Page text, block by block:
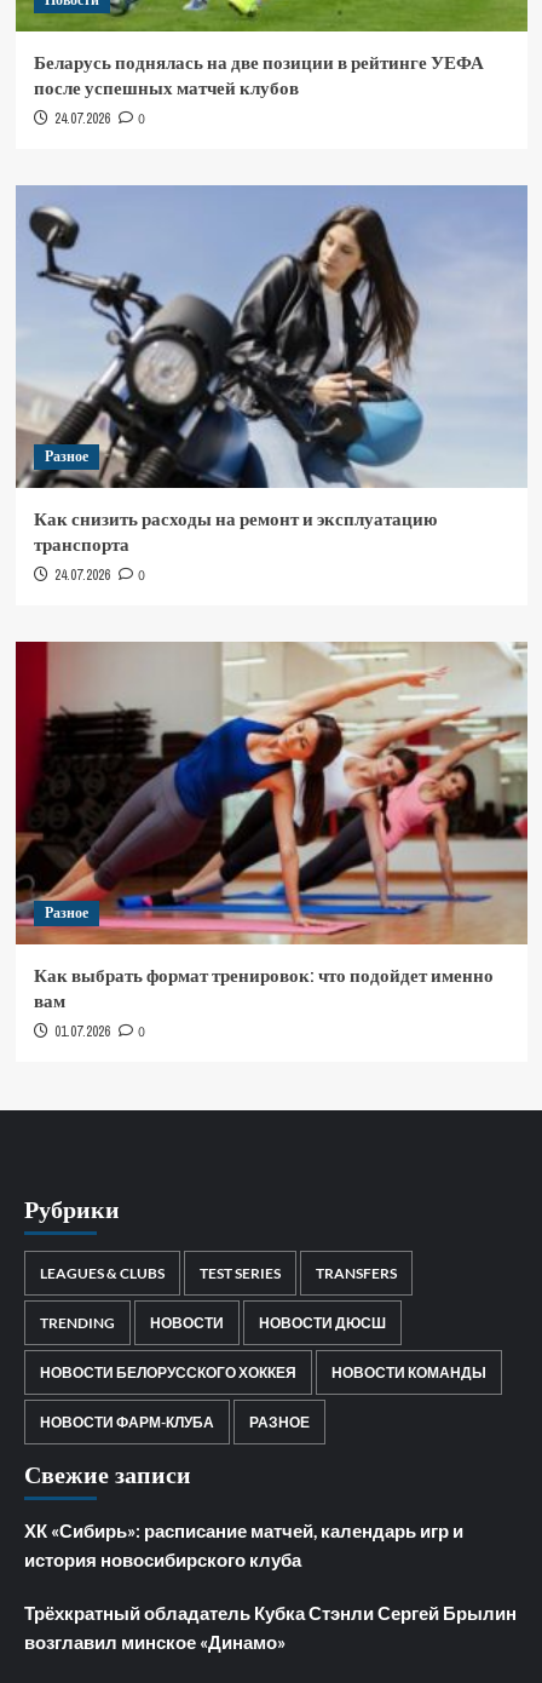
Беларусь поднялась на две позиции в рейтинге УЕФА
после успешных матчей клубов
24.07.2026 0
Разное
Как снизить расходы на ремонт и эксплуатацию
транспорта
24.07.2026 0
Разное
Как выбрать формат тренировок: что подойдет именно
вам
01.07.2026 0
Рубрики
LEAGUES & CLUBS TEST SERIES TRANSFERS
TRENDING НОВОСТИ НОВОСТИ ДЮСШ
НОВОСТИ БЕЛОРУССКОГО ХОККЕЯ НОВОСТИ КОМАНДЫ
НОВОСТИ ФАРМ-КЛУБА РАЗНОЕ
Свежие записи
ХК «Сибирь»: расписание матчей, календарь игр и
история новосибирского клуба
Трёхкратный обладатель Кубка Стэнли Сергей Брылин
возглавил минское «Динамо»